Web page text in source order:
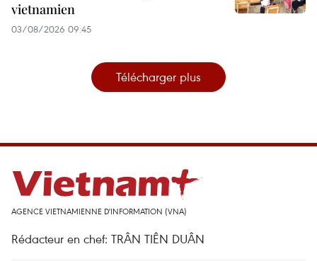
vietnamien
03/08/2026 09:45
Télécharger plus
AGENCE VIETNAMIENNE D'INFORMATION (VNA)
Rédacteur en chef: TRÂN TIÊN DUÂN